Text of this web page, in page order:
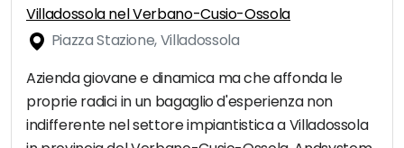
Villadossola nel Verbano-Cusio-Ossola
Piazza Stazione, Villadossola
Azienda giovane e dinamica ma che affonda le
proprie radici in un bagaglio d'esperienza non
indifferente nel settore impiantistica a Villadossola